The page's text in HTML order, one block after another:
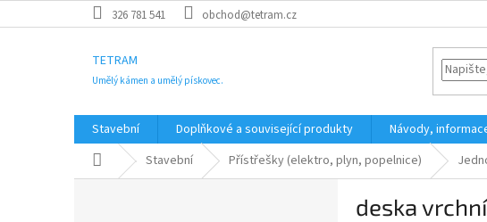
na
326 781 541 obchod@tetram.cz
TETRAM
Umělý kámen a umělý pískovec.
Stavební Doplňkové a související produkty Návody,
Domů Stavební Přístřešky (elektro, plyn, popelnice)
deska